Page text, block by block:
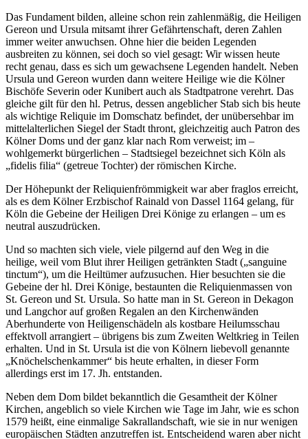
Das Fundament bilden, alleine schon rein zahlenmäßig, die Heiligen
Gereon und Ursula mitsamt ihrer Gefährtenschaft, deren Zahlen
immer weiter anwuchsen. Ohne hier die beiden Legenden
ausbreiten zu können, sei doch so viel gesagt: Wir wissen heute
recht genau, dass es sich um gewachsene Legenden handelt. Neben
Ursula und Gereon wurden dann weitere Heilige wie die Kölner
Bischöfe Severin oder Kunibert auch als Stadtpatrone verehrt. Das
gleiche gilt für den hl. Petrus, dessen angeblicher Stab sich bis heute
als wichtige Reliquie im Domschatz befindet, der unübersehbar im
mittelalterlichen Siegel der Stadt thront, gleichzeitig auch Patron des
Kölner Doms und der ganz klar nach Rom verweist; im –
wohlgemerkt bürgerlichen – Stadtsiegel bezeichnet sich Köln als
„fidelis filia“ (getreue Tochter) der römischen Kirche.
Der Höhepunkt der Reliquienfrömmigkeit war aber fraglos erreicht,
als es dem Kölner Erzbischof Rainald von Dassel 1164 gelang, für
Köln die Gebeine der Heiligen Drei Könige zu erlangen – um es
neutral auszudrücken.
Und so machten sich viele, viele pilgernd auf den Weg in die
heilige, weil vom Blut ihrer Heiligen getränkten Stadt („sanguine
tinctum“), um die Heiltümer aufzusuchen. Hier besuchten sie die
Gebeine der hl. Drei Könige, bestaunten die Reliquienmassen von
St. Gereon und St. Ursula. So hatte man in St. Gereon in Dekagon
und Langchor auf großen Regalen an den Kirchenwänden
Aberhunderte von Heiligenschädeln als kostbare Heilumsschau
effektvoll arrangiert – übrigens bis zum Zweiten Weltkrieg in Teilen
erhalten. Und in St. Ursula ist die von Kölnern liebevoll genannte
„Knöchelschenkammer“ bis heute erhalten, in dieser Form
allerdings erst im 17. Jh. entstanden.
Neben dem Dom bildet bekanntlich die Gesamtheit der Kölner
Kirchen, angeblich so viele Kirchen wie Tage im Jahr, wie es schon
1579 heißt, eine einmalige Sakrallandschaft, wie sie in nur wenigen
europäischen Städten anzutreffen ist. Entscheidend waren aber nicht